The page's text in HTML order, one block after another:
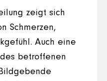
zeigt sich
Schmerzen,
Auch eine
betroffenen